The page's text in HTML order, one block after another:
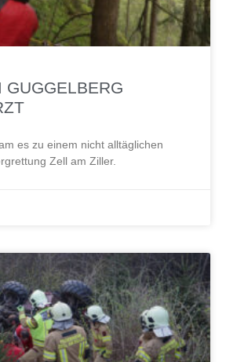
GUGGELBERG
es zu einem nicht alltäglichen
Zell am Ziller.